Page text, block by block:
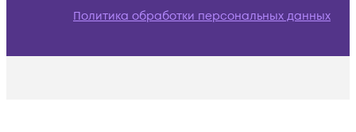
Политика обработки персональных данных